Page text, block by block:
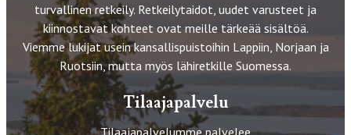
turvallinen retkeily. Retkeilytaidot, uudet varusteet ja
kiinnostavat kohteet ovat meille tärkeää sisältöä.
Viemme lukijat usein kansallispuistoihin Lappiin, Norjaan ja
Ruotsiin, mutta myös lähiretkille Suomessa.
Tilaajapalvelu
Tilaajapalvelumme palvelee